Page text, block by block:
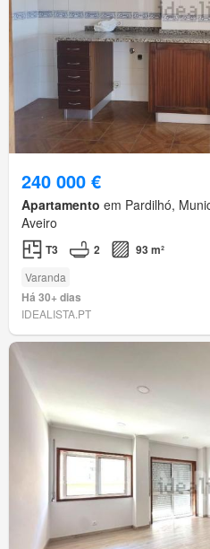
240 000 €
Apartamento em Pardilhó,
Aveiro
T3 2 93 m²
Varanda
Há 30+ dias
IDEALISTA.PT